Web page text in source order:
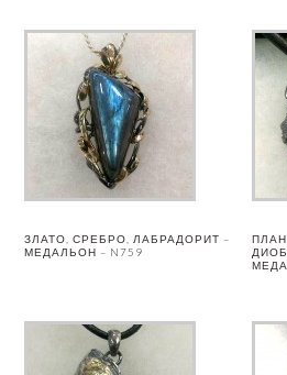
ЗЛАТО, СРЕБРО, ЛАБРАДОРИТ –
МЕДАЛЬОН – N759